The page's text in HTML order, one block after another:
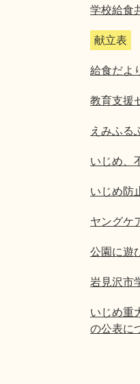
学校給食
献立表
給食だよ
教育支援
えみふる
いじめ、
いじめ防
ヤングケ
公園に遊
岩見沢市
いじめ重
の公表に